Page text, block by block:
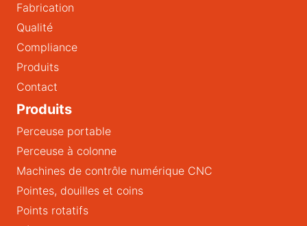
Fabrication
Qualité
Compliance
Produits
Contact
Produits
Perceuse portable
Perceuse à colonne
Machines de contrôle numérique CNC
Pointes, douilles et coins
Points rotatifs